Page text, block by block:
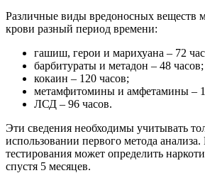
Различные виды вредоносных веществ
крови разный период времени:
гашиш, герои и марихуана – 72
барбитураты и метадон – 48 часов;
кокаин – 120 часов;
метамфитомины и амфетамины –
ЛСД – 96 часов.
Эти сведения необходимы учитывать
использовании первого метода
тестирования может определить
спустя 5 месяцев.